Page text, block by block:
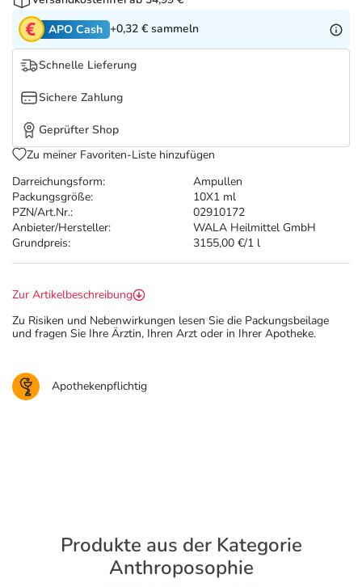
Tierapotheke
Vitamine & Mineralstoffe
Marken
Salus Deals
Darreichungsform:
Ampullen
Packungsgröße:
10X1 ml
PZN/Art.Nr.:
02910172
Anbieter/Hersteller:
WALA Heilmittel GmbH
Grundpreis:
3155,00 €/1 l
APO Cash +0,32 € sammeln
Schnelle Lieferung
Sichere Zahlung
Geprüfter Shop
Zu meiner Favoriten-Liste hinzufügen
Zur Artikelbeschreibung
Zu Risiken und Nebenwirkungen lesen Sie die Packungsbeilage
und fragen Sie Ihre Ärztin, Ihren Arzt oder in Ihrer Apotheke.
Apothekenpflichtig
Produkte aus der Kategorie
Anthroposophie